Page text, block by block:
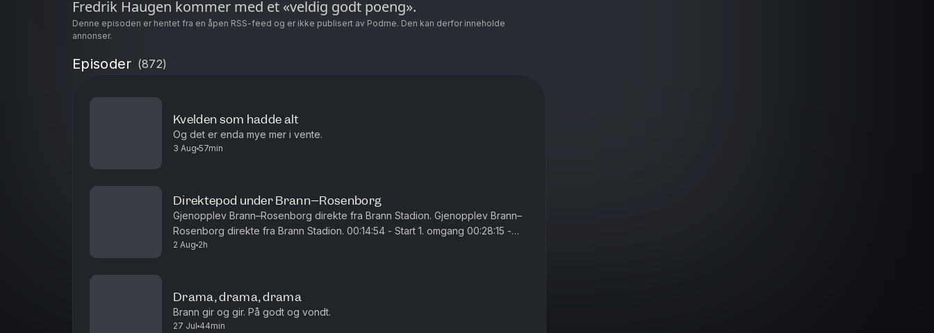
Fredrik Haugen kommer med et «veldig godt poeng».
Denne episoden er hentet fra en åpen RSS-feed og er ikke publisert av Podme. Den kan derfor inneholde
annonser.
Episoder (872)
Kvelden som hadde alt
Og det er enda mye mer i vente.
3 Aug 57min
Direktepod under Brann–Rosenborg
Gjenopplev Brann–Rosenborg direkte fra Brann Stadion. Gjenopplev Brann–
Rosenborg direkte fra Brann Stadion. 00:14:54 - Start 1. omgang 00:28:15 -
Mål! 1-0 Castro 01:01:00 - Pause 01:05:00 - Start 2....
2 Aug 2h
Drama, drama, drama
Brann gir og gir. På godt og vondt.
27 Jul 44min